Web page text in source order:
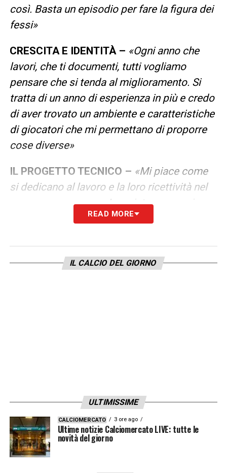
così. Basta un episodio per fare la figura dei
fessi»
CRESCITA E IDENTITÀ – «Ogni anno che
lavori, che ti documenti, tutti vogliamo
pensare che si tenda al miglioramento. Si
tratta di un anno di esperienza in più e credo
di aver trovato un ambiente e caratteristiche
di giocatori che mi permettano di proporre
cose diverse»
IL PROGETTO TECNICO – «Mi piace come
si dedicano al lavoro e la loro ricettività nel
provare cose nuove. A me interessa arrivare
alla fine con loro e dimostrare di conquistare
LA PLAYLIST DELLE NOSTRE TOP NEWS
READ MORE
IL CALCIO DEL GIORNO
ULTIMISSIME
CALCIOMERCATO 3 ore ago
Ultime notizie Calciomercato LIVE: tutte le
novità del giorno